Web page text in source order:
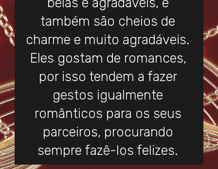
também são cheios de
charme e muito agradáveis.
Eles gostam de romances,
por isso tendem a fazer
gestos igualmente
românticos para os seus
parceiros, procurando
sempre fazê-los felizes.